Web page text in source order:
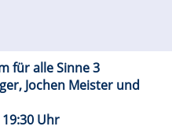
für alle Sinne 3
Jochen Meister und
Uhr